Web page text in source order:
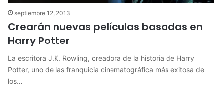
septiembre 12, 2013
Crearán nuevas películas basadas en
Harry Potter
La escritora J.K. Rowling, creadora de la historia de Harry
Potter, uno de las franquicia cinematográfica más exitosa de
los…